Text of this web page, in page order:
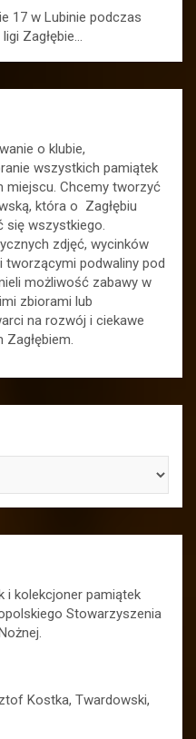
17 w Lubinie podczas
Zagłębie…
o klubie,
wszystkich pamiątek
miejscu. Chcemy tworzyć
która o Zagłębiu
się wszystkiego.
zdjęć, wycinków
tworzącymi podwaliny pod
możliwość zabawy w
zbiorami lub
na rozwój i ciekawe
i kolekcjoner pamiątek
Stowarzyszenia
Kostka, Twardowski,